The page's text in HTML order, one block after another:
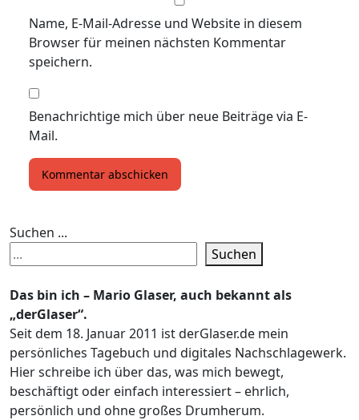
Name, E-Mail-Adresse und Website in diesem
Browser für meinen nächsten Kommentar
speichern.
Benachrichtige mich über neue Beiträge via E-
Mail.
Suchen ...
Suchen
Das bin ich – Mario Glaser, auch bekannt als
„derGlaser“.
Seit dem 18. Januar 2011 ist derGlaser.de mein
persönliches Tagebuch und digitales Nachschlagewerk.
Hier schreibe ich über das, was mich bewegt,
beschäftigt oder einfach interessiert – ehrlich,
persönlich und ohne großes Drumherum.